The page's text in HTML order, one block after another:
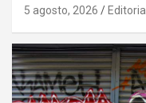
5 agosto, 2026 Editorial